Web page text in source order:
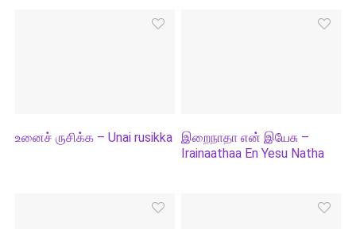
உனைச் ருசிக்க – Unai rusikka
இறைநாதா என் இயேசு –
Irainaathaa En Yesu Natha